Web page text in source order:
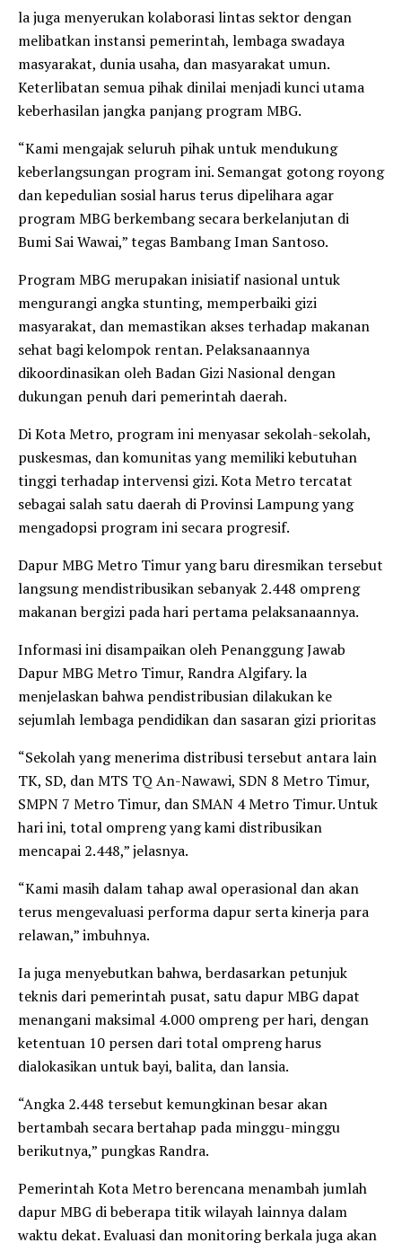
la juga menyerukan kolaborasi lintas sektor dengan
melibatkan instansi pemerintah, lembaga swadaya
masyarakat, dunia usaha, dan masyarakat umun.
Keterlibatan semua pihak dinilai menjadi kunci utama
keberhasilan jangka panjang program MBG.
“Kami mengajak seluruh pihak untuk mendukung
keberlangsungan program ini. Semangat gotong royong
dan kepedulian sosial harus terus dipelihara agar
program MBG berkembang secara berkelanjutan di
Bumi Sai Wawai,” tegas Bambang Iman Santoso.
Program MBG merupakan inisiatif nasional untuk
mengurangi angka stunting, memperbaiki gizi
masyarakat, dan memastikan akses terhadap makanan
sehat bagi kelompok rentan. Pelaksanaannya
dikoordinasikan oleh Badan Gizi Nasional dengan
dukungan penuh dari pemerintah daerah.
Di Kota Metro, program ini menyasar sekolah-sekolah,
puskesmas, dan komunitas yang memiliki kebutuhan
tinggi terhadap intervensi gizi. Kota Metro tercatat
sebagai salah satu daerah di Provinsi Lampung yang
mengadopsi program ini secara progresif.
Dapur MBG Metro Timur yang baru diresmikan tersebut
langsung mendistribusikan sebanyak 2.448 ompreng
makanan bergizi pada hari pertama pelaksanaannya.
Informasi ini disampaikan oleh Penanggung Jawab
Dapur MBG Metro Timur, Randra Algifary. la
menjelaskan bahwa pendistribusian dilakukan ke
sejumlah lembaga pendidikan dan sasaran gizi prioritas
“Sekolah yang menerima distribusi tersebut antara lain
TK, SD, dan MTS TQ An-Nawawi, SDN 8 Metro Timur,
SMPN 7 Metro Timur, dan SMAN 4 Metro Timur. Untuk
hari ini, total ompreng yang kami distribusikan
mencapai 2.448,” jelasnya.
“Kami masih dalam tahap awal operasional dan akan
terus mengevaluasi performa dapur serta kinerja para
relawan,” imbuhnya.
Ia juga menyebutkan bahwa, berdasarkan petunjuk
teknis dari pemerintah pusat, satu dapur MBG dapat
menangani maksimal 4.000 ompreng per hari, dengan
ketentuan 10 persen dari total ompreng harus
dialokasikan untuk bayi, balita, dan lansia.
“Angka 2.448 tersebut kemungkinan besar akan
bertambah secara bertahap pada minggu-minggu
berikutnya,” pungkas Randra.
Pemerintah Kota Metro berencana menambah jumlah
dapur MBG di beberapa titik wilayah lainnya dalam
waktu dekat. Evaluasi dan monitoring berkala juga akan